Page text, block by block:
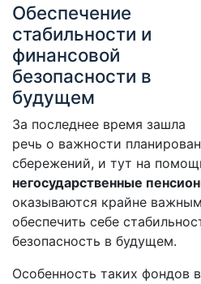
Обеспечение
стабильности и
финансовой
безопасности в
будущем
За последнее время зашла
речь о важности
сбережений, и тут на
негосударственные
оказываются крайне
обеспечить себе
безопасность в будущем.
Особенность таких фондов